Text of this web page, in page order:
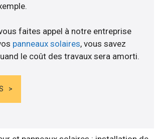
faites appel à notre entreprise
panneaux solaires, vous savez
le coût des travaux sera amorti.